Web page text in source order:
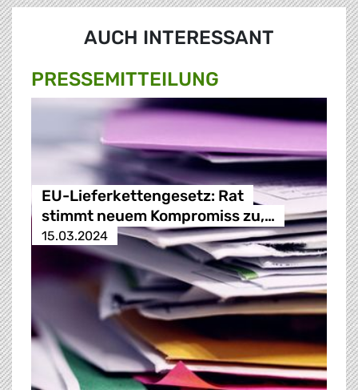
AUCH INTERESSANT
PRESSE­MITTEILUNG
EU-Lieferkettengesetz: Rat
stimmt neuem Kompromiss zu,…
15.03.2024